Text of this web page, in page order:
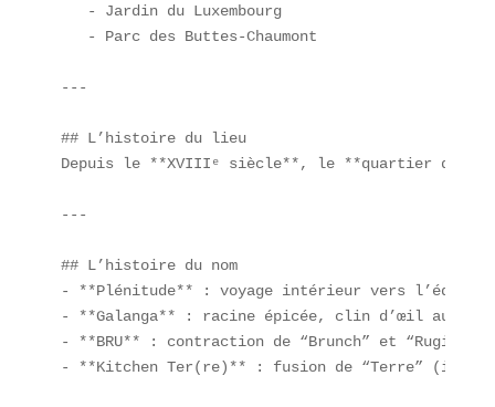
   - Jardin du Luxembourg
   - Parc des Buttes-Chaumont
---
## L’histoire du lieu
Depuis le **XVIIIᵉ siècle**, le **quartier du
---
## L’histoire du nom
- **Plénitude** : voyage intérieur vers
- **Galanga** : racine épicée, clin d’œil aux
- **BRU** : contraction de “Brunch” et
- **Kitchen Ter(re)** : fusion de “Terre”